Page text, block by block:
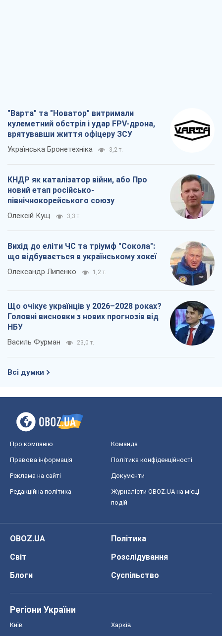
"Варта" та "Новатор" витримали
кулеметний обстріл і удар FPV-дрона,
врятувавши життя офіцеру ЗСУ
Українська Бронетехніка 3,2 т.
КНДР як каталізатор війни, або Про
новий етап російсько-
північнокорейського союзу
Олексій Кущ 3,3 т.
Вихід до еліти ЧС та тріумф "Сокола":
що відбувається в українському хокеї
Олександр Липенко 1,2 т.
Що очікує українців у 2026–2028 роках?
Головні висновки з нових прогнозів від
НБУ
Василь Фурман 23,0 т.
Всі думки
Про компанію Команда
Правова інформація Політика конфіденційності
Реклама на сайті Документи
Редакційна політика
Журналісти OBOZ.UA на місці
подій
OBOZ.UA
Політика
Світ
Розслідування
Блоги
Суспільство
Регіони України
Київ Харків